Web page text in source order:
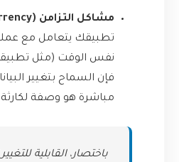
مشاكل التزامن (Concurrency):
تطبيقك يتعامل مع
نفس الوقت (مثل
فإن السماح بتغيير
مباشرة هو وصفة
باختصار، القابلية